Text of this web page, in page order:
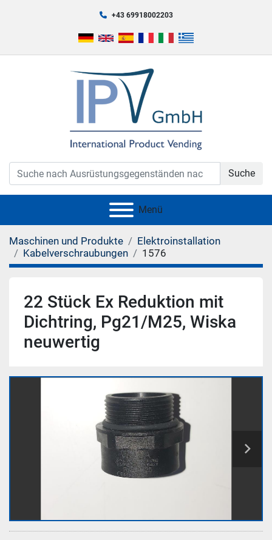
+43 69918002203
Suche
Menü
Maschinen und Produkte
Elektroinstallation
Kabelverschraubungen
1576
22 Stück Ex Reduktion mit
Dichtring, Pg21/M25, Wiska
neuwertig